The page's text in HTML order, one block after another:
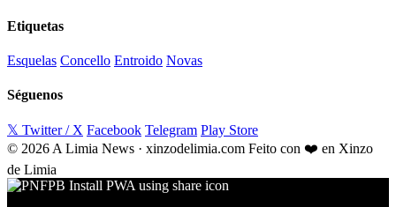
Etiquetas
Esquelas Concello Entroido Novas
Séguenos
𝕏 Twitter / X Facebook Telegram Play Store
© 2026 A Limia News · xinzodelimia.com Feito con ❤️ en Xinzo
de Limia